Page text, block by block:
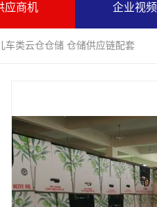
应商机 企业视频
车类云仓仓储 仓储供应链配套